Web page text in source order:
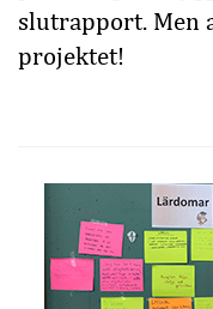
slutrapport. Men
projektet!